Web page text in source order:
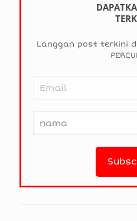
Langgan post terkini